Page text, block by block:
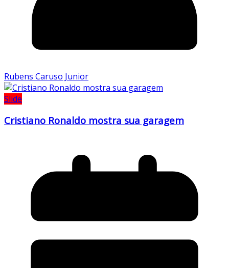
Rubens Caruso Junior
Slide
Cristiano Ronaldo mostra sua garagem